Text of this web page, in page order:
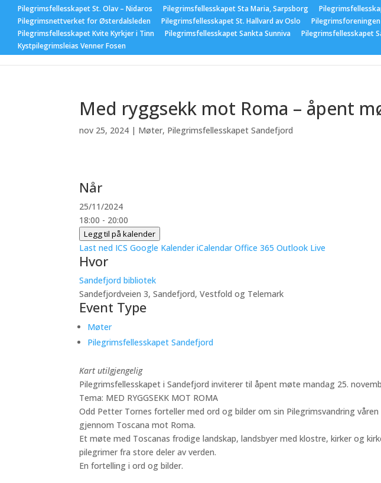
Pilegrimsfellesskapet St. Olav – Nidaros Pilegrimsfellesskapet Sta Maria, Sarpsborg
Pilegrimsnettverket for Østerdalsleden
Pilegrimsfellesskapet St. Hallvard av Oslo Pilegrimsforeningen
Pilegrimsfellesskapet Kvite Kyrkjer i Tinn
Pilegrimsfellesskapet Sankta Sunniva Pilegrimsfellesskapet
Kystpilegrimsleias Venner Fosen
Medlemskap
Med ryggsekk mot Roma – åpent
nov 25, 2024 | Møter, Pilegrimsfellesskapet Sandefjord
Når
25/11/2024
18:00 - 20:00
Legg til på kalender
Last ned ICS Google Kalender iCalendar Office 365 Outlook Live
Hvor
Sandefjord bibliotek
Sandefjordveien 3, Sandefjord, Vestfold og Telemark
Event Type
Møter
Pilegrimsfellesskapet Sandefjord
Kart utilgjengelig
Pilegrimsfellesskapet i Sandefjord inviterer til åpent møte mandag 25.
Tema: MED RYGGSEKK MOT ROMA
Odd Petter Tornes forteller med ord og bilder om sin Pilegrimsvandring våren
gjennom Toscana mot Roma.
Et møte med Toscanas frodige landskap, landsbyer med klostre, kirker og
pilegrimer fra store deler av verden.
En fortelling i ord og bilder.